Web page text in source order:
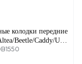
колодки передние
Beetle/Caddy/Up